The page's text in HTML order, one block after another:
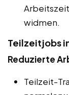
widmen.
Teilzeitjobs
Reduzierte
Teilzeit-